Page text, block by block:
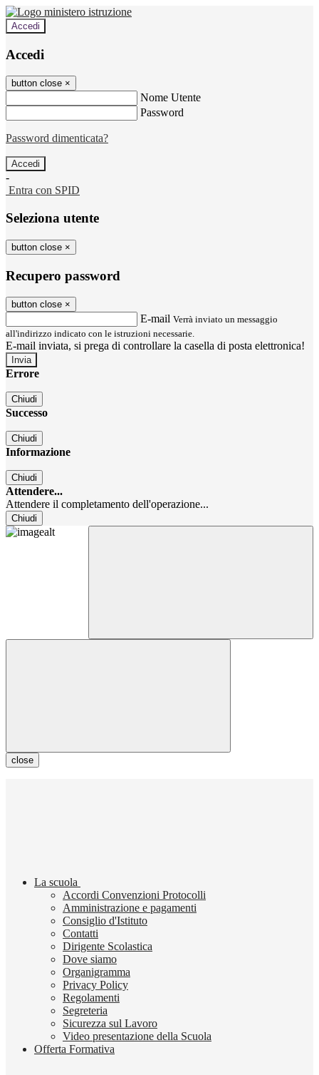
Accedi
Accedi
button close ×
Nome Utente
Password
Password dimenticata?
-
Entra con SPID
Seleziona utente
button close ×
Recupero password
button close ×
E-mail Verrà inviato un messaggio
all'indirizzo indicato con le istruzioni necessarie.
E-mail inviata, si prega di controllare la casella di posta elettronica!
Errore
Chiudi
Successo
Chiudi
Informazione
Chiudi
Attendere...
Attendere il completamento dell'operazione...
Chiudi
close
La scuola
Accordi Convenzioni Protocolli
Amministrazione e pagamenti
Consiglio d'Istituto
Contatti
Dirigente Scolastica
Dove siamo
Organigramma
Privacy Policy
Regolamenti
Segreteria
Sicurezza sul Lavoro
Video presentazione della Scuola
Offerta Formativa